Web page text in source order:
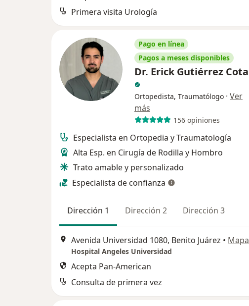
Primera visita Urología
Pago en línea
Pagos a meses disponibles
Dr. Erick Gutiérrez Cota
Ortopedista, Traumatólogo · Ver
más
156 opiniones
Especialista en Ortopedia y Traumatología
Alta Esp. en Cirugía de Rodilla y Hombro
Trato amable y personalizado
Especialista de confianza
Dirección 1 Dirección 2 Dirección 3
Avenida Universidad 1080, Benito Juárez • Mapa
Hospital Angeles Universidad
Acepta Pan-American
Consulta de primera vez